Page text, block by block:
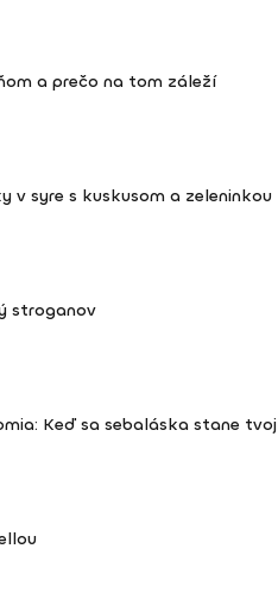
a prečo na tom záleží
v syre s kuskusom a zeleninkou
stroganov
Keď sa sebaláska stane